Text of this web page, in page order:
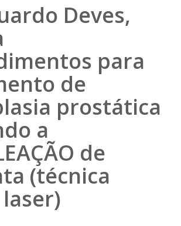
Deves,
para
de
prostática
a
de
(técnica